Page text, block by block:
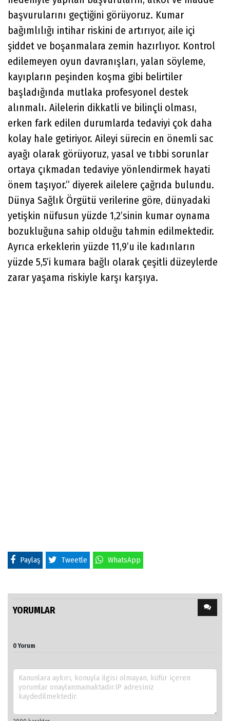
başvurularını geçtiğini görüyoruz. Kumar
bağımlılığı intihar riskini de artırıyor, aile içi
şiddet ve boşanmalara zemin hazırlıyor. Kontrol
edilemeyen oyun davranışları, yalan söyleme,
kayıpların peşinden koşma gibi belirtiler
başladığında mutlaka profesyonel destek
alınmalı. Ailelerin dikkatli ve bilinçli olması,
erken fark edilen durumlarda tedaviyi çok daha
kolay hale getiriyor. Aileyi sürecin en önemli sac
ayağı olarak görüyoruz, yasal ve tıbbi sorunlar
ortaya çıkmadan tedaviye yönlendirmek hayati
önem taşıyor.” diyerek ailelere çağrıda bulundu.
Dünya Sağlık Örgütü verilerine göre, dünyadaki
yetişkin nüfusun yüzde 1,2’sinin kumar oynama
bozukluğuna sahip olduğu tahmin edilmektedir.
Ayrıca erkeklerin yüzde 11,9’u ile kadınların
yüzde 5,5’i kumara bağlı olarak çeşitli düzeylerde
zarar yaşama riskiyle karşı karşıya.
Paylaş Tweetle WhatsApp
YORUMLAR
0 Yorum